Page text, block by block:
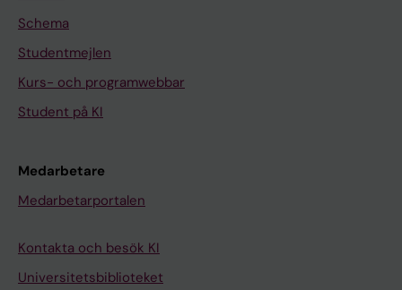
Schema
Studentmejlen
Kurs- och programwebbar
Student på KI
Medarbetare
Medarbetarportalen
Kontakta och besök KI
Universitetsbiblioteket